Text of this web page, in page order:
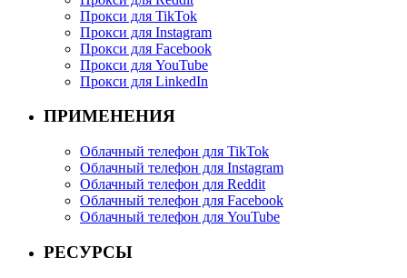
Прокси для TikTok
Прокси для Instagram
Прокси для Facebook
Прокси для YouTube
Прокси для LinkedIn
ПРИМЕНЕНИЯ
Облачный телефон для TikTok
Облачный телефон для Instagram
Облачный телефон для Reddit
Облачный телефон для Facebook
Облачный телефон для YouTube
РЕСУРСЫ